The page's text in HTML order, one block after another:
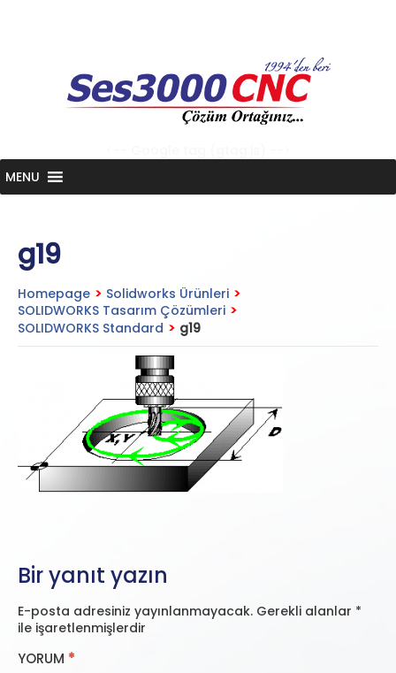
content
MENU
g19
Homepage > Solidworks Ürünleri >
SOLIDWORKS Tasarım Çözümleri >
SOLIDWORKS Standard > g19
Bir yanıt yazın
E-posta adresiniz yayınlanmayacak. Gerekli alanlar *
ile işaretlenmişlerdir
YORUM *